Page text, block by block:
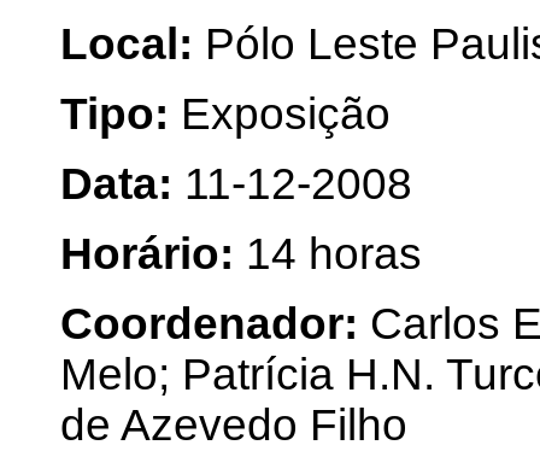
Local: Pólo Leste
Tipo: Exposição
Data: 11-12-2008
Horário: 14 horas
Coordenador: Carlos
Melo; Patrícia H.N.
de Azevedo Filho